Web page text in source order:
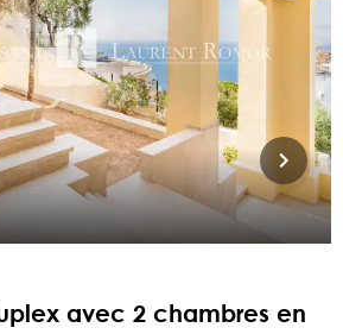
avec 2 chambres en